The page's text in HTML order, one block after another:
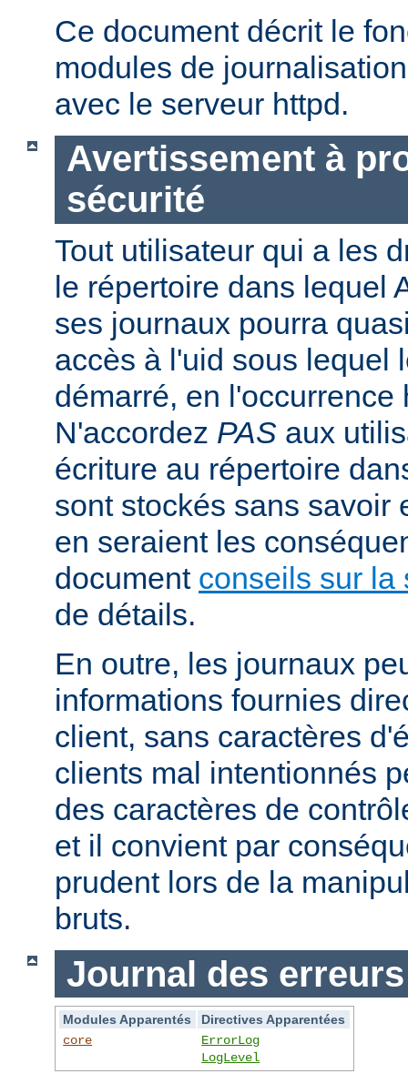
Ce document décrit le
modules de
avec le serveur httpd.
Avertissement à
sécurité
Tout utilisateur qui a les
le répertoire dans lequel
ses journaux pourra
accès à l'uid sous lequel
démarré, en
N'accordez PAS aux
écriture au répertoire
sont stockés sans savoir
en seraient les
document conseils sur la
de détails.
En outre, les journaux
informations fournies
client, sans caractères
clients mal intentionnés
des caractères de
et il convient par
prudent lors de la
bruts.
Journal des erreurs
Modules Apparentés
Directives Apparentées
core
ErrorLog
LogLevel